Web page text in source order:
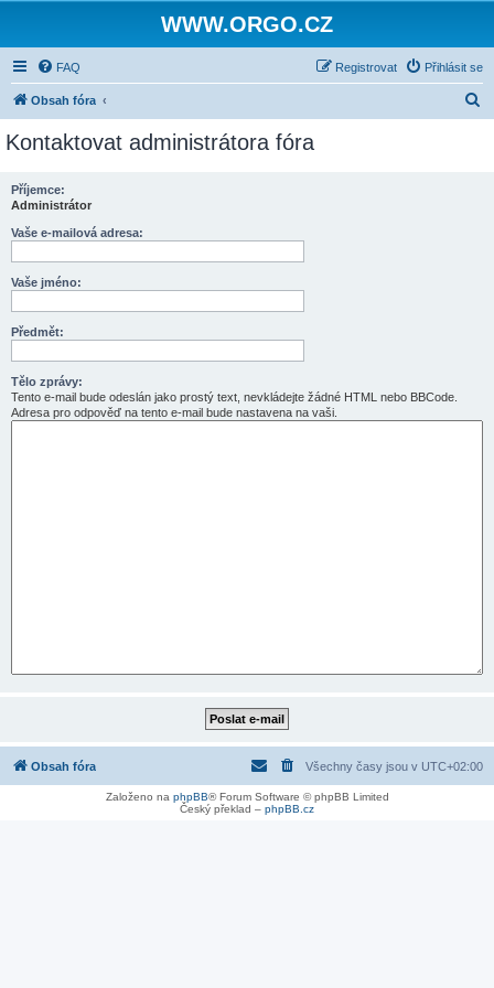
WWW.ORGO.CZ
FAQ Přihlásit se
Registrovat
Obsah fóra
Kontaktovat administrátora fóra
Příjemce:
Administrátor
Vaše e-mailová adresa:
Vaše jméno:
Předmět:
Tělo zprávy:
Tento e-mail bude odeslán jako prostý text, nevkládejte žádné HTML nebo BBCode.
Adresa pro odpověď na tento e-mail bude nastavena na vaši.
Obsah fóra Všechny časy jsou v UTC+02:00
Založeno na phpBB® Forum Software © phpBB Limited
Český překlad – phpBB.cz